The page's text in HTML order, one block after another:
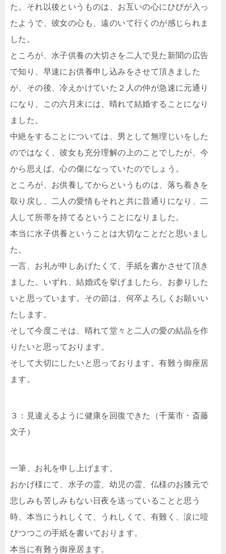
た。それ以後というものは、お互いの心にひびが入っ
たようで、彼女の心も、遠のいて行くのが感じられま
した。
ところが、水子供養の大切さを二人で見た新聞の広告
で知り、早速にお供養申し込みをさせて頂きました
が、その後、冷えかけていた２人の仲が急速に元通り
になり、この六月末には、晴れて結婚することになり
ました。
中絶をすることについては、男として無理じいをした
のではなく、彼女も充分理解の上のことでしたが、今
から思えば、心の傷になっていたのでしょう。
ところが、お供養してからというものは、落ち着きを
取り戻し、二人の愛情もそれと共に昔通りになり、二
人して所帯を持てるということになりました。
本当に水子供養ということは大切なことだと思いまし
た。
一言、お礼が申しあげたくて、手紙を書かさせて頂き
ました。いずれ、結婚式を挙げましたら、お参りした
いと思っています。その節は、何卒よろしくお願いい
たします。
そして今度こそは、晴れて堂々と二人の愛の結晶を作
りたいと思っております。
そして大切にしたいと思っております。有難う御座居
ます。
３：見違えるように健康を回復できた（千葉市・斎藤
文子）
一筆、お礼を申し上げます。
おかげ様にて、水子の霊、幼児の霊、仏様のお膝元で
悲しみも苦しみもない日夜を送っていることと思う
時、本当にうれしくて、うれしくて、有難く、涙に噎
びつつこの手紙を書いております。
本当に有難う御座居ます。